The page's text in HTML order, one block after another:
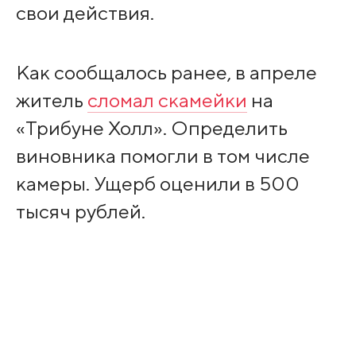
свои действия.
Как сообщалось ранее, в апреле
житель сломал скамейки на
«Трибуне Холл». Определить
виновника помогли в том числе
камеры. Ущерб оценили в 500
тысяч рублей.